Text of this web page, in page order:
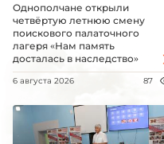
Однополчане открыли
четвёртую летнюю смену
поискового палаточного
лагеря «Нам память
досталась в наследство»
6 августа 2026 87